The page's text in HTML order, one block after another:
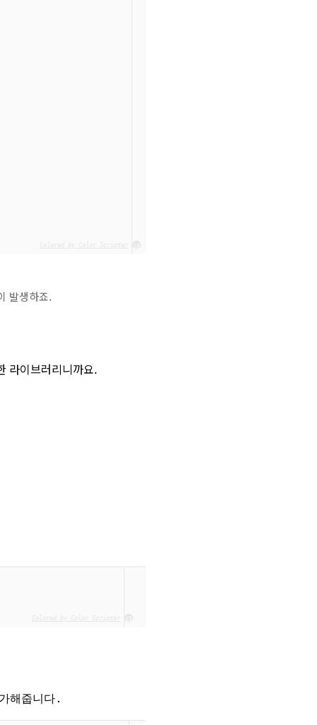
cs
발생하죠.
라이브러리니까요.
cs
해줍니다.